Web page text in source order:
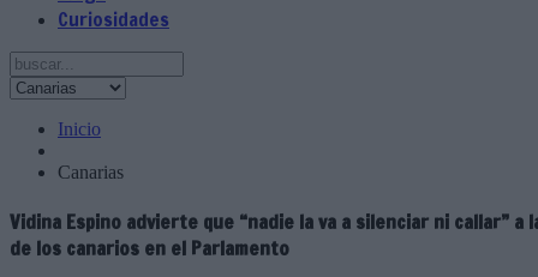
Curiosidades
Inicio
Canarias
Vidina Espino advierte que “nadie la va a silenciar ni callar”
de los canarios en el Parlamento